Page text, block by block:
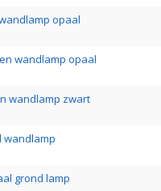
opaal
wandlamp opaal
wandlamp zwart
wandlamp
grond lamp